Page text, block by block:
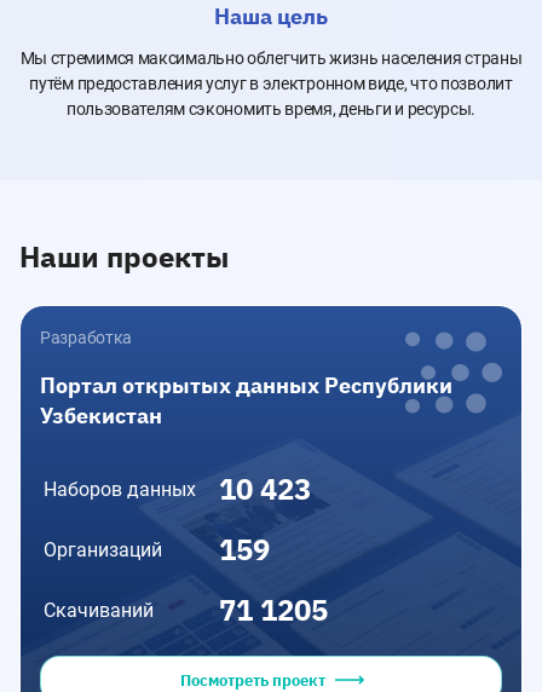
Наша цель
Мы стремимся максимально облегчить жизнь населения страны
путём предоставления услуг в электронном виде, что позволит
пользователям сэкономить время, деньги и ресурсы.
Наши проекты
Разработка
Портал открытых данных Республики
Узбекистан
Наборов данных 10 423
Организаций 159
Скачиваний 71 1205
Посмотреть проект